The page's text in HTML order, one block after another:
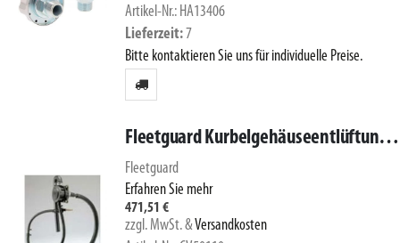
Artikel-Nr.: HA13406
Lieferzeit 7
Bitte kontaktieren Sie uns für individuelle Preise.
Fleetguard Kurbelgehäuseentlüftung CV50110
Fleetguard
Erfahren Sie mehr
471,51 €
zzgl. MwSt.&Versandkosten